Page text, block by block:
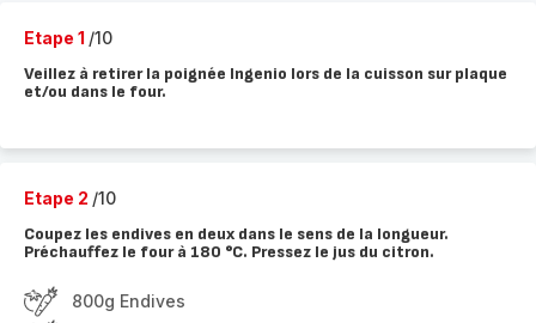
Etape 1 /10
Veillez à retirer la poignée Ingenio lors de la cuisson sur plaque
et/ou dans le four.
Etape 2 /10
Coupez les endives en deux dans le sens de la longueur.
Préchauffez le four à 180 °C. Pressez le jus du citron.
800g Endives